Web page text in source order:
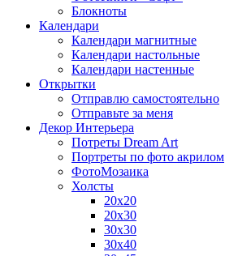
Блокноты
Календари
Календари магнитные
Календари настольные
Календари настенные
Открытки
Отправлю самостоятельно
Отправьте за меня
Декор Интерьера
Потреты Dream Art
Портреты по фото акрилом
ФотоМозаика
Холсты
20х20
20х30
30х30
30х40